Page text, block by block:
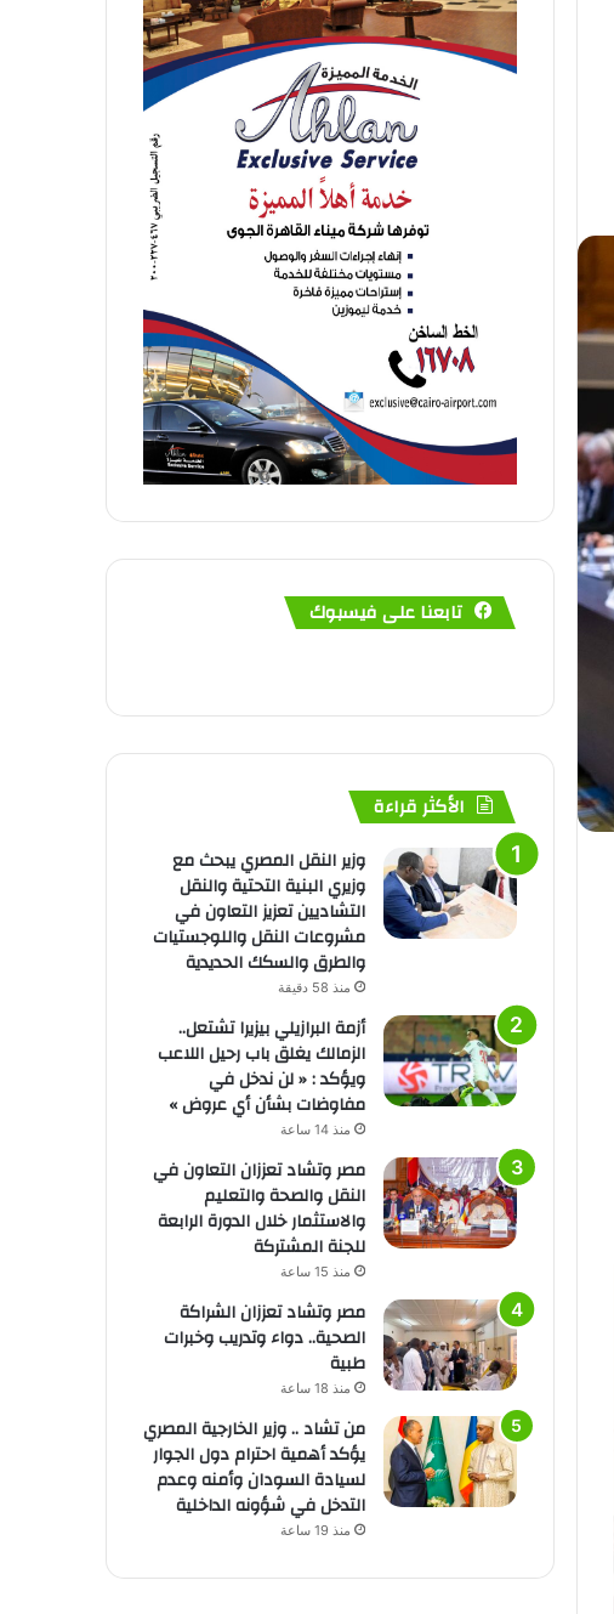
تابعنا على فيسبوك
الأكثر قراءة
وزير النقل المصري يبحث مع
وزيري البنية التحتية والنقل
التشاديين تعزيز التعاون في
مشروعات النقل واللوجستيات
والطرق والسكك الحديدية
منذ 58 دقيقة
أزمة البرازيلي بيزيرا تشتعل..
الزمالك يغلق باب رحيل اللاعب
ويؤكد : « لن ندخل في
مفاوضات بشأن أي عروض »
منذ 14 ساعة
مصر وتشاد تعززان التعاون في
النقل والصحة والتعليم
والاستثمار خلال الدورة الرابعة
للجنة المشتركة
منذ 15 ساعة
مصر وتشاد تعززان الشراكة
الصحية.. دواء وتدريب وخبرات
طبية
منذ 18 ساعة
من تشاد .. وزير الخارجية المصري
يؤكد أهمية احترام دول الجوار
لسيادة السودان وأمنه وعدم
التدخل في شؤونه الداخلية
منذ 19 ساعة